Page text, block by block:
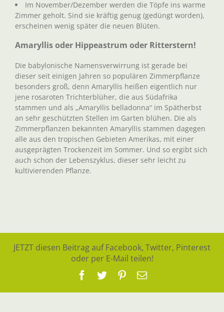
Im November/Dezember werden die Töpfe ins warme
Zimmer geholt. Sind sie kräftig genug (gedüngt worden),
erscheinen wenig später die neuen Blüten.
Amaryllis oder Hippeastrum oder Ritterstern!
Die babylonische Namensverwirrung ist gerade bei
dieser seit einigen Jahren so populären Zimmerpflanze
besonders groß, denn Amaryllis heißen eigentlich nur
jene rosaroten Trichterblüher, die aus Südafrika
stammen und als „Amaryllis belladonna“ im Spätherbst
an sehr geschützten Stellen im Garten blühen. Die als
Zimmerpflanzen bekannten Amaryllis stammen dagegen
alle aus den tropischen Gebieten Amerikas, mit einer
ausgeprägten Trockenzeit im Sommer. Und so ergibt sich
auch schon der Lebenszyklus, dieser sehr leicht zu
kultivierenden Pflanze.
JETZT diesen Beitrag auf Facebook, Twitter, Pinterest
oder per E-Mail teilen!
Facebook
TwitterPinterest
E-